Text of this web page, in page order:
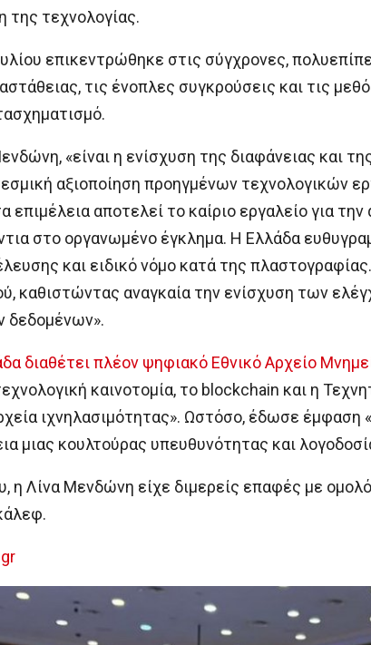
της τεχνολογίας.
επικεντρώθηκε στις σύγχρονες,
τις ένοπλες συγκρούσεις και τις
«είναι η ενίσχυση της διαφάνειας και
αξιοποίηση προηγμένων τεχνολογικών
αποτελεί το καίριο εργαλείο για
στο οργανωμένο έγκλημα. Η Ελλάδα
και ειδικό νόμο κατά της
καθιστώντας αναγκαία την ενίσχυση των
δεδομένων».
διαθέτει πλέον ψηφιακό Εθνικό Αρχείο
καινοτομία, το blockchain και η
ιχνηλασιμότητας». Ωστόσο, έδωσε έμφαση
μιας κουλτούρας υπευθυνότητας και
η Λίνα Μενδώνη είχε διμερείς επαφές με